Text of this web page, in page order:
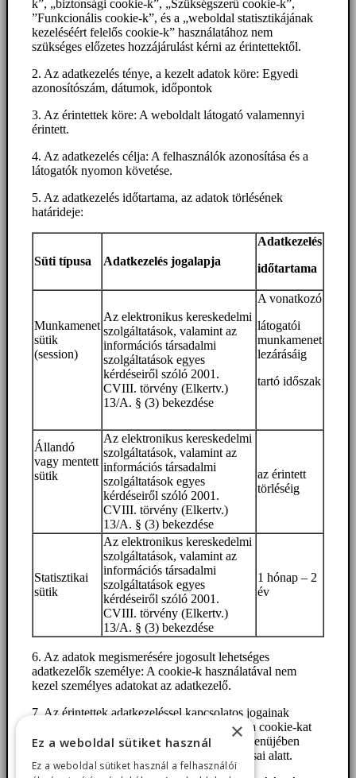
k”, „biztonsági cookie-k”, „Szükségszerű cookie-k”,
”Funkcionális cookie-k”, és a „weboldal statisztikájának
kezeléséért felelős cookie-k” használatához nem
szükséges előzetes hozzájárulást kérni az érintettektől.
2. Az adatkezelés ténye, a kezelt adatok köre: Egyedi
azonosítószám, dátumok, időpontok
3. Az érintettek köre: A weboldalt látogató valamennyi
érintett.
4. Az adatkezelés célja: A felhasználók azonosítása és a
látogatók nyomon követése.
5. Az adatkezelés időtartama, az adatok törlésének
határideje:
Süti típusa Adatkezelés jogalapja
Adatkezelés
időtartama
Munkamenet
sütik
(session)
Az elektronikus kereskedelmi
szolgáltatások, valamint az
információs társadalmi
szolgáltatások egyes
kérdéseiről szóló 2001.
CVIII. törvény (Elkertv.)
13/A. § (3) bekezdése
A vonatkozó
látogatói
munkamenet
lezárásáig
tartó időszak
Állandó
vagy mentett
sütik
Az elektronikus kereskedelmi
szolgáltatások, valamint az
információs társadalmi
szolgáltatások egyes
kérdéseiről szóló 2001.
CVIII. törvény (Elkertv.)
13/A. § (3) bekezdése
az érintett
törléséig
Statisztikai
sütik
Az elektronikus kereskedelmi
szolgáltatások, valamint az
információs társadalmi
szolgáltatások egyes
kérdéseiről szóló 2001.
CVIII. törvény (Elkertv.)
13/A. § (3) bekezdése
1 hónap – 2
év
6. Az adatok megismerésére jogosult lehetséges
adatkezelők személye: A cookie-k használatával nem
kezel személyes adatokat az adatkezelő.
7. Az érintettek adatkezeléssel kapcsolatos jogainak
ismertetése: Az érintettnek lehetőségük van a cookie-kat
törölni a böngészők Eszközök/Beállítások menüjében
általában az Adatvédelem menüpont beállításai alatt.
×
Ez a weboldal sütiket használ
Ez a weboldal sütiket használ a felhasználói